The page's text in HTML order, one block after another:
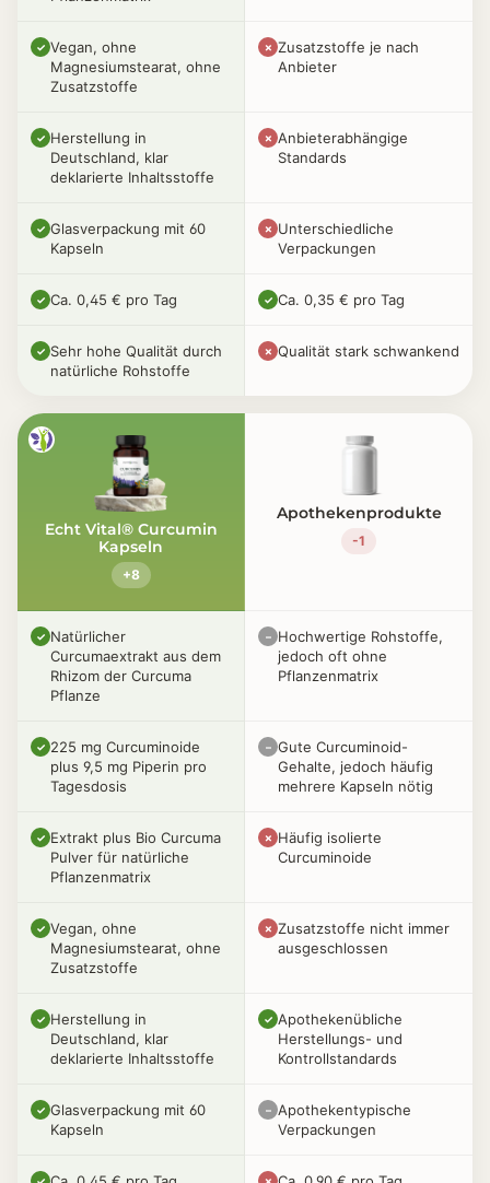
✓ Vegan, ohne
Magnesiumstearat, ohne
Zusatzstoffe
✗ Zusatzstoffe je nach
Anbieter
✓ Herstellung in
Deutschland, klar
deklarierte Inhaltsstoffe
✗ Anbieterabhängige
Standards
✓ Glasverpackung mit 60
Kapseln
✗ Unterschiedliche
Verpackungen
✓ Ca. 0,45 € pro Tag ✓ Ca. 0,35 € pro Tag
✓ Sehr hohe Qualität durch
natürliche Rohstoffe
✗ Qualität stark schwankend
Echt Vital® Curcumin
Kapseln
+8
Apothekenprodukte
-1
✓ Natürlicher
Curcumaextrakt aus dem
Rhizom der Curcuma
Pflanze
–
Hochwertige Rohstoffe,
jedoch oft ohne
Pflanzenmatrix
✓ 225 mg Curcuminoide
plus 9,5 mg Piperin pro
Tagesdosis
– Gute Curcuminoid-
Gehalte, jedoch häufig
mehrere Kapseln nötig
✓ Extrakt plus Bio Curcuma
Pulver für natürliche
Pflanzenmatrix
✗ Häufig isolierte
Curcuminoide
✓ Vegan, ohne
Magnesiumstearat, ohne
Zusatzstoffe
✗ Zusatzstoffe nicht immer
ausgeschlossen
✓ Herstellung in
Deutschland, klar
deklarierte Inhaltsstoffe
✓ Apothekenübliche
Herstellungs- und
Kontrollstandards
✓ Glasverpackung mit 60
Kapseln
– Apothekentypische
Verpackungen
✓ ✗